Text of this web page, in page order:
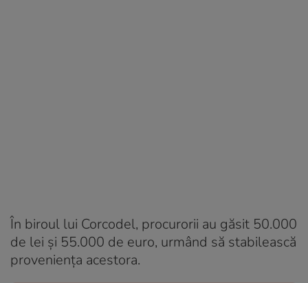
În biroul lui Corcodel, procurorii au găsit 50.000
de lei şi 55.000 de euro, urmând să stabilească
provenienţa acestora.